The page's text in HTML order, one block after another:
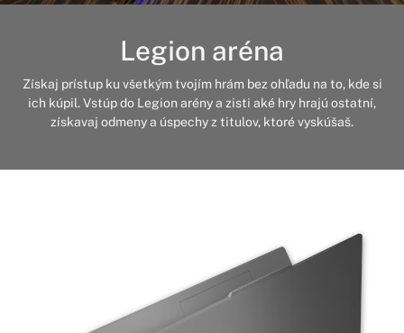
Legion aréna
Získaj prístup ku všetkým tvojím hrám bez ohľadu na to, kde si
ich kúpil. Vstúp do Legion arény a zisti aké hry hrajú ostatní,
získavaj odmeny a úspechy z titulov, ktoré vyskúšaš.